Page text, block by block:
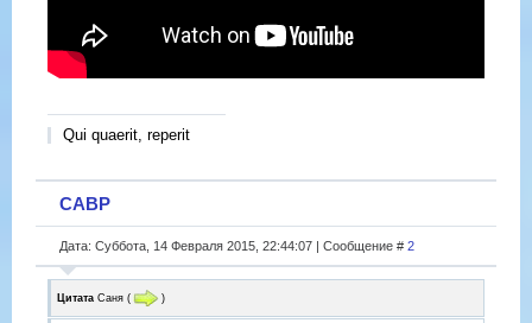
Qui quaerit, reperit
САВР
Дата: Суббота, 14 Февраля 2015, 22:44:07 | Сообщение # 2
Цитата Саня ( )